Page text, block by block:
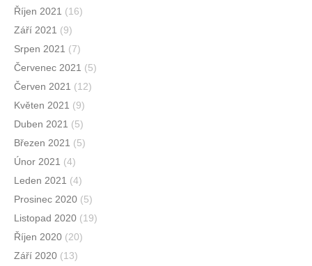
Říjen 2021 (16)
Září 2021 (9)
Srpen 2021 (7)
Červenec 2021 (5)
Červen 2021 (12)
Květen 2021 (9)
Duben 2021 (5)
Březen 2021 (5)
Únor 2021 (4)
Leden 2021 (4)
Prosinec 2020 (5)
Listopad 2020 (19)
Říjen 2020 (20)
Září 2020 (13)